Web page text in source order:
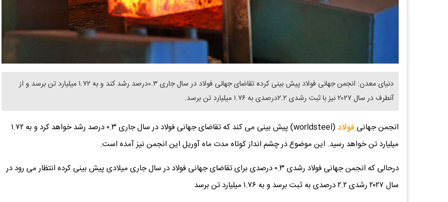
دنیای معدن: انجمن جهانی فولاد پیش بینی کرده تقاضای جهانی فولاد در سال جاری ۰.۳درصد رشد کند و به ۱.۷۲ میلیارد تن برسد و از
آنطرف در سال ۲۰۲۷ نیز با ثبت رشدی ۲.۲درصدی به ۱.۷۶ میلیارد تن برسد.
انجمن جهانی فولاد
(worldsteel) پیش ‌بینی می ‌کند که تقاضای جهانی فولاد در سال جاری ۰.۳ درصد رشد خواهد کرد و به ۱.۷۲
میلیارد تن خواهد رسید. این موضوع در چشم‌ انداز کوتاه‌ مدت ماه آوریل این انجمن نیز آمده است.
درحالی که انجمن جهانی فولاد رشدی ۰.۳ درصدی برای تقاضای جهانی فولاد در سال جاری میلادی پیش بینی کرده انتظار می رود در
سال ۲۰۲۷ رشدی ۲.۲ درصدی به ثبت برسد و به ۱.۷۶ میلیارد تن برسد